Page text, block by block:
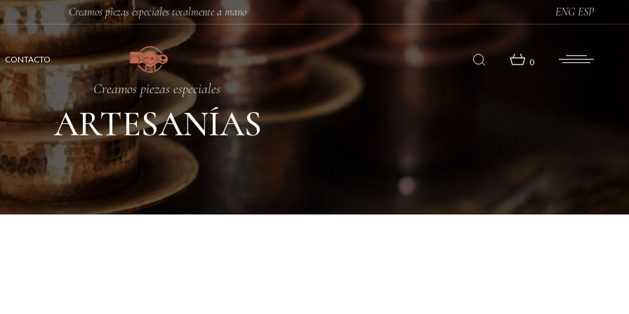
Creamos piezas especiales totalmente a mano ENG ESP
CONTACTO 0
ARTESANÍAS
Creamos piezas especiales